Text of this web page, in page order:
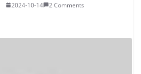
2024-10-14 2 Comments